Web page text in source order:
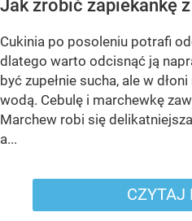
Jak zrobić zapiekankę
Cukinia po posoleniu potrafi
dlatego warto odcisnąć ją
być zupełnie sucha, ale w
wodą. Cebulę i marchewkę
Marchew robi się
a...
CZYTAJ